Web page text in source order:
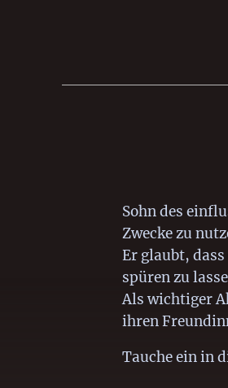
Sohn des
Zwecke zu
Er glaubt,
spüren zu
Als wichtiger
ihren
Tauche ein in